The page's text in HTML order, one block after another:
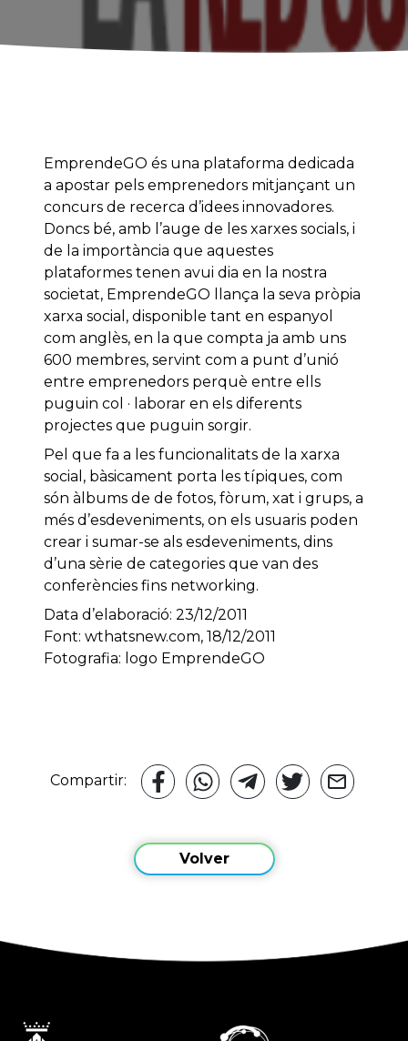
EmprendeGO és una plataforma dedicada
a apostar pels emprenedors mitjançant un
concurs de recerca d’idees innovadores.
Doncs bé, amb l’auge de les xarxes socials, i
de la importància que aquestes
plataformes tenen avui dia en la nostra
societat, EmprendeGO llança la seva pròpia
xarxa social, disponible tant en espanyol
com anglès, en la que compta ja amb uns
600 membres, servint com a punt d’unió
entre emprenedors perquè entre ells
puguin col · laborar en els diferents
projectes que puguin sorgir.
Pel que fa a les funcionalitats de la xarxa
social, bàsicament porta les típiques, com
són àlbums de de fotos, fòrum, xat i grups, a
més d’esdeveniments, on els usuaris poden
crear i sumar-se als esdeveniments, dins
d’una sèrie de categories que van des
conferències fins networking.
Data d’elaboració: 23/12/2011
Font: wthatsnew.com, 18/12/2011
Fotografia: logo EmprendeGO
Compartir:
Volver